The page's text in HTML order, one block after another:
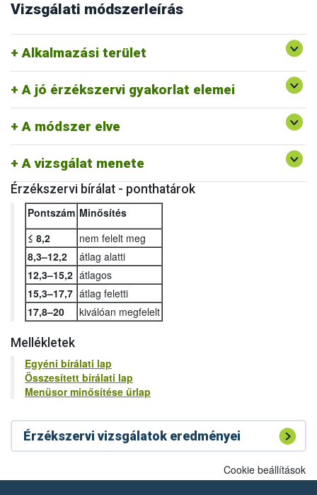
Vizsgálati módszerleírás
Alkalmazási terület
Ez a módszerleírás a közétkeztetést végző főző és
tálalókonyhákon vett készétel menüsorok 20 pontos,
súlyozófaktoros érzékszervi vizsgálatát és minősítését írja le.
A jó érzékszervi gyakorlat elemei
A módszer elve
A vizsgálat menete
Érzékszervi bírálat - ponthatárok
Pontszám Minősítés
≤ 8,2
nem felelt meg
8,3–12,2
átlag alatti
12,3–15,2 átlagos
15,3–17,7 átlag feletti
17,8–20
kiválóan megfelelt
Mellékletek
Egyéni bírálati lap
Összesített bírálati lap
Menüsor minősítése űrlap
Érzékszervi vizsgálatok eredményei
Cookie beállítások